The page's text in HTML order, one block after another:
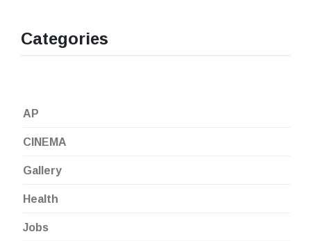
Categories
AP
CINEMA
Gallery
Health
Jobs